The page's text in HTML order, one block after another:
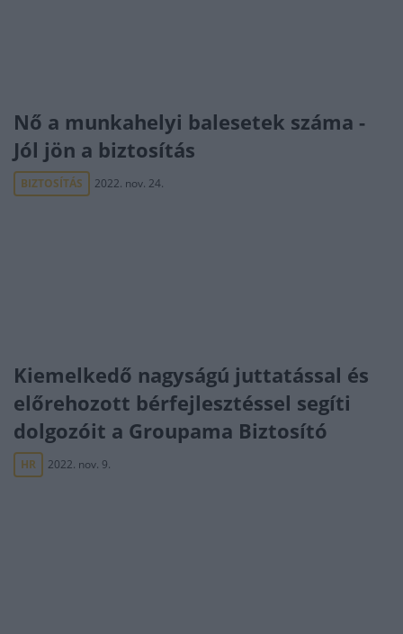
Nő a munkahelyi balesetek száma -
Jól jön a biztosítás
BIZTOSÍTÁS 2022. nov. 24.
Kiemelkedő nagyságú juttatással és
előrehozott bérfejlesztéssel segíti
dolgozóit a Groupama Biztosító
HR 2022. nov. 9.